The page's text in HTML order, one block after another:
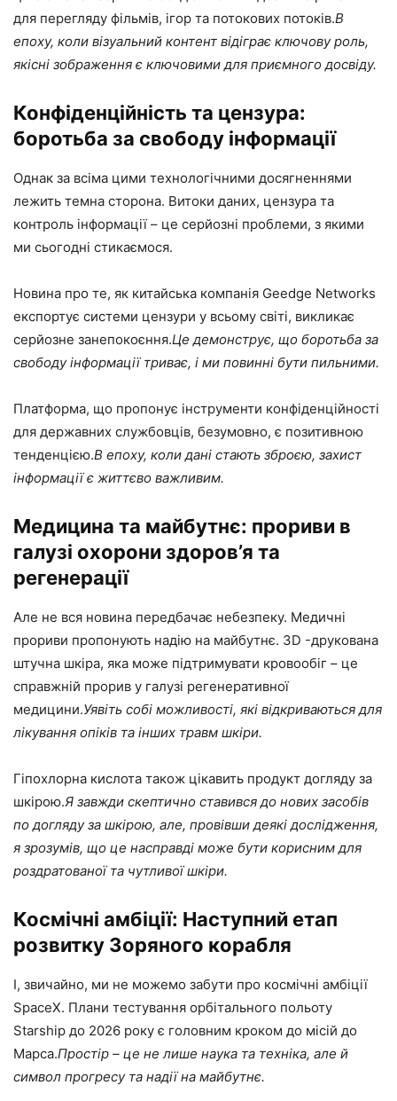
для перегляду фільмів, ігор та потокових потоків.В
епоху, коли візуальний контент відіграє ключову роль,
якісні зображення є ключовими для приємного досвіду.
Конфіденційність та цензура:
боротьба за свободу інформації
Однак за всіма цими технологічними досягненнями
лежить темна сторона. Витоки даних, цензура та
контроль інформації – це серйозні проблеми, з якими
ми сьогодні стикаємося.
Новина про те, як китайська компанія Geedge Networks
експортує системи цензури у всьому світі, викликає
серйозне занепокоєння.Це демонструє, що боротьба за
свободу інформації триває, і ми повинні бути пильними.
Платформа, що пропонує інструменти конфіденційності
для державних службовців, безумовно, є позитивною
тенденцією.В епоху, коли дані стають зброєю, захист
інформації є життєво важливим.
Медицина та майбутнє: прориви в
галузі охорони здоров’я та
регенерації
Але не вся новина передбачає небезпеку. Медичні
прориви пропонують надію на майбутнє. 3D -друкована
штучна шкіра, яка може підтримувати кровообіг – це
справжній прорив у галузі регенеративної
медицини.Уявіть собі можливості, які відкриваються для
лікування опіків та інших травм шкіри.
Гіпохлорна кислота також цікавить продукт догляду за
шкірою.Я завжди скептично ставився до нових засобів
по догляду за шкірою, але, провівши деякі дослідження,
я зрозумів, що це насправді може бути корисним для
роздратованої та чутливої ​​шкіри.
Космічні амбіції: Наступний етап
розвитку Зоряного корабля
І, звичайно, ми не можемо забути про космічні амбіції
SpaceX. Плани тестування орбітального польоту
Starship до 2026 року є головним кроком до місій до
Марса.Простір – це не лише наука та техніка, але й
символ прогресу та надії на майбутнє.